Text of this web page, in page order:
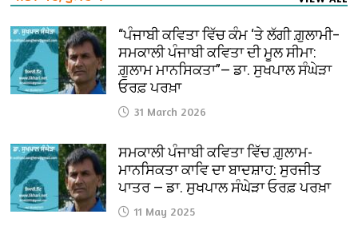
“ਪੰਜਾਬੀ ਕਵਿਤਾ ਵਿੱਚ ਕੰਮ ‘ਤੇ ਲੱਗੀ ਗ਼ੁਲਾਮੀ–
ਸਮਕਾਲੀ ਪੰਜਾਬੀ ਕਵਿਤਾ ਦੀ ਮੂਲ ਸੀਮਾ:
ਗ਼ੁਲਾਮ ਮਾਨਸਿਕਤਾ”— ਡਾ. ਸੁਖਪਾਲ ਸੰਘੇੜਾ
ਓਰਫ਼ ਪਰਖ਼ਾ
31 March 2026
ਸਮਕਾਲੀ ਪੰਜਾਬੀ ਕਵਿਤਾ ਵਿੱਚ ਗ਼ੁਲਾਮ-
ਮਾਨਸਿਕਤਾ ਕਾਵਿ ਦਾ ਬਾਦਸ਼ਾਹ: ਸੁਰਜੀਤ
ਪਾਤਰ — ਡਾ. ਸੁਖਪਾਲ ਸੰਘੇੜਾ ਓਰਫ਼ ਪਰਖ਼ਾ
11 May 2025